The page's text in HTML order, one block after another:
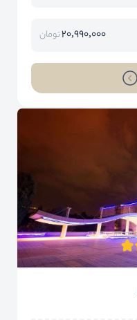
20,990,000تومان